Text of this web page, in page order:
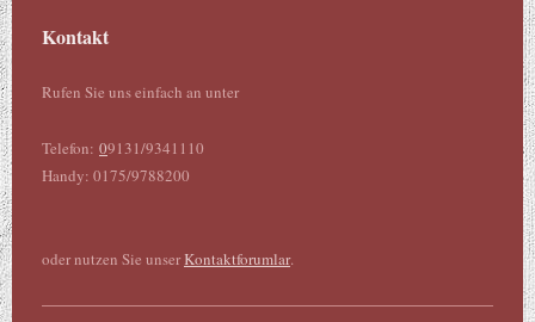
Kontakt
Rufen Sie uns einfach an unter
Telefon: 09131/9341110
Handy: 0175/9788200
oder nutzen Sie unserKontaktforumlar.